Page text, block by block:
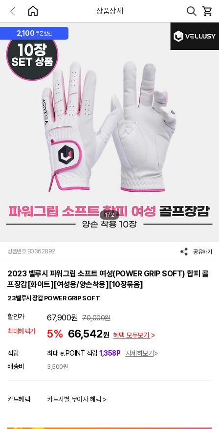
상품상세
2,100 쿠폰할인
1/2
상품번호 B0362892 공유하기
2023 벨루시 파워그립 소프트 여성(POWER GRIP SOFT) 합피 골
프장갑[화이트][여성용/양손착용][10장묶음]
23벨루시 장갑 POWER GRIP SOFT
할인가 67,900원 70,000원
최대혜택가
5% 66,542원 혜택 모두보기
적립 최대 e.POINT 적립 1,358P
자세히보기
배송비
3,500원
카드혜택 카드사별 무이자 혜택 >